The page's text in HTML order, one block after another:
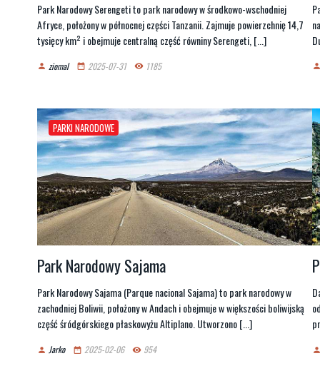
Park Narodowy Serengeti to park narodowy w środkowo-wschodniej
Afryce, położony w północnej części Tanzanii. Zajmuje powierzchnię 14,7
tysięcy km² i obejmuje centralną część równiny Serengeti, [...]
person ziomal date_range 2025-07-31 remove_red_eye 1185 person
PARKI NARODOWE
Park Narodowy Sajama
Park Narodowy Sajama (Parque nacional Sajama) to park narodowy w
zachodniej Boliwii, położony w Andach i obejmuje w większości boliwijską
część śródgórskiego płaskowyżu Altiplano. Utworzono [...]
person Jarko date_range 2025-02-06 remove_red_eye 954 person